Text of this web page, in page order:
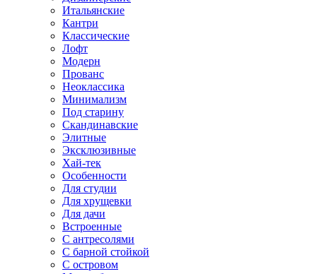
Итальянские
Кантри
Классические
Лофт
Модерн
Прованс
Неоклассика
Минимализм
Под старину
Скандинавские
Элитные
Эксклюзивные
Хай-тек
Особенности
Для студии
Для хрущевки
Для дачи
Встроенные
С антресолями
С барной стойкой
С островом